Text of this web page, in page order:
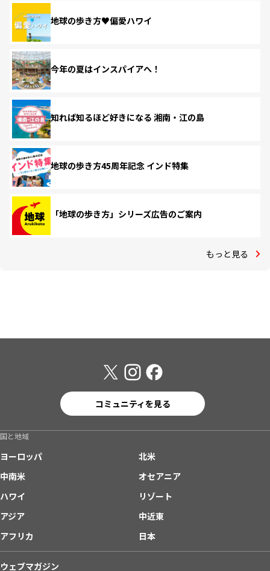
地球の歩き方♥偏愛ハワイ
今年の夏はインスパイアへ！
知れば知るほど好きになる 湘南・江の島
地球の歩き方45周年記念 インド特集
「地球の歩き方」シリーズ広告のご案内
もっと見る
コミュニティを見る
国と地域
ヨーロッパ
北米
中南米
オセアニア
ハワイ
リゾート
アジア
中近東
アフリカ
日本
ウェブマガジン